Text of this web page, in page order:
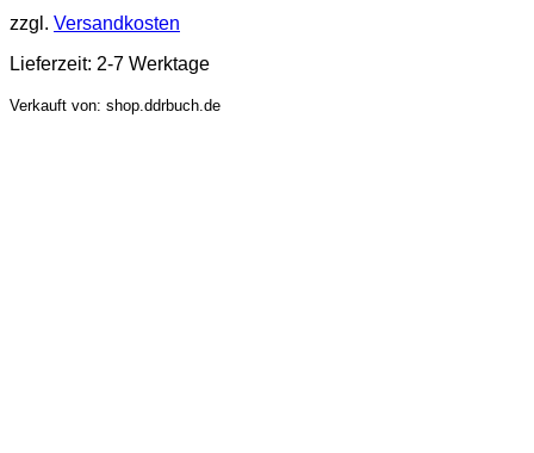
zzgl. Versandkosten
Lieferzeit: 2-7 Werktage
Verkauft von: shop.ddrbuch.de